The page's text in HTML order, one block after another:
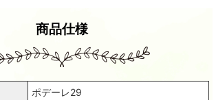
商品仕様
ポデーレ29